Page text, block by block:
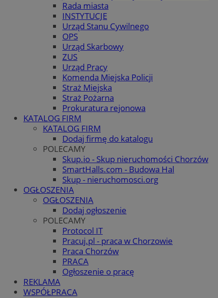
Rada miasta
INSTYTUCJE
Urząd Stanu Cywilnego
OPS
Urząd Skarbowy
ZUS
Urząd Pracy
Komenda Miejska Policji
Straż Miejska
Straż Pożarna
Prokuratura rejonowa
KATALOG FIRM
KATALOG FIRM
Dodaj firmę do katalogu
POLECAMY
Skup.io - Skup nieruchomości Chorzów
SmartHalls.com - Budowa Hal
Skup - nieruchomosci.org
OGŁOSZENIA
OGŁOSZENIA
Dodaj ogłoszenie
POLECAMY
Protocol IT
Pracuj.pl - praca w Chorzowie
Praca Chorzów
PRACA
Ogłoszenie o pracę
REKLAMA
WSPÓŁPRACA